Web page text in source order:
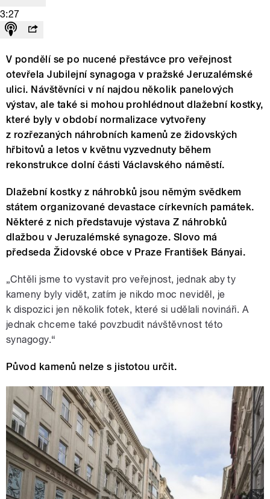
3:27
V pondělí se po nucené přestávce pro veřejnost
otevřela Jubilejní synagoga v pražské Jeruzalémské
ulici. Návštěvníci v ní najdou několik panelových
výstav, ale také si mohou prohlédnout dlažební kostky,
které byly v období normalizace vytvořeny
z rozřezaných náhrobních kamenů ze židovských
hřbitovů a letos v květnu vyzvednuty během
rekonstrukce dolní části Václavského náměstí.
Dlažební kostky z náhrobků jsou němým svědkem
státem organizované devastace církevních památek.
Některé z nich představuje výstava Z náhrobků
dlažbou v Jeruzalémské synagoze. Slovo má
předseda Židovské obce v Praze František Bányai.
„Chtěli jsme to vystavit pro veřejnost, jednak aby ty
kameny byly vidět, zatím je nikdo moc neviděl, je
k dispozici jen několik fotek, které si udělali novináři. A
jednak chceme také povzbudit návštěvnost této
synagogy.“
Původ kamenů nelze s jistotou určit.